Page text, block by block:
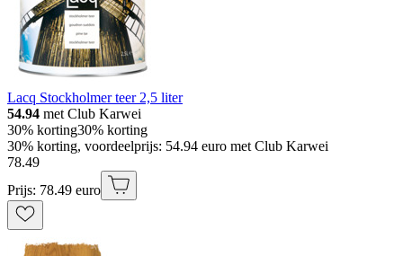
Lacq Stockholmer teer 2,5 liter
54.94 met Club Karwei
30% korting30% korting
30% korting, voordeelprijs: 54.94 euro met Club Karwei
78.49
Prijs: 78.49 euro